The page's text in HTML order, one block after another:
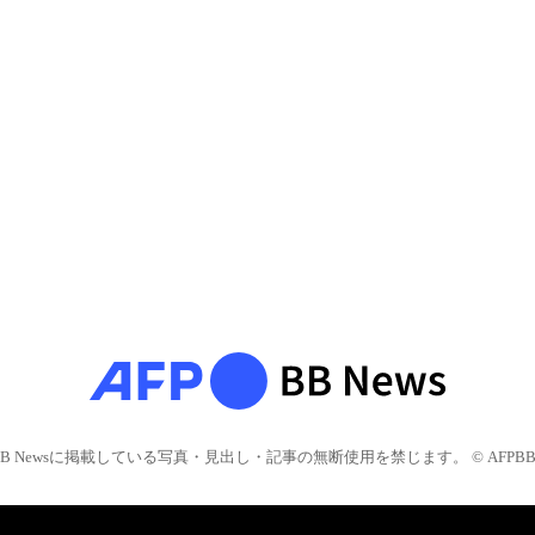
Newsに掲載している写真・見出し・記事の無断使用を禁じます。 © AFPBB